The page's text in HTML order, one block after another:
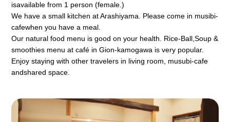
isavailable from 1 person (female.)
We have a small kitchen at Arashiyama. Please come in musibi-
cafewhen you have a meal.
Our natural food menu is good on your health. Rice-Ball,Soup &
smoothies menu at café in Gion-kamogawa is very popular.
Enjoy staying with other travelers in living room, musubi-cafe
andshared space.